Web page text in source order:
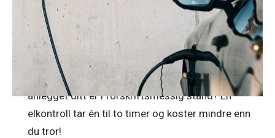
Hvert femte år bør det gjennomføres en elkontroll
av ditt elektriske anlegg.
Bestill en elkontroll av oss
og gjør hjemmet ditt både tryggere og sikrere.
Visste du forresten at du kan få rabatt hos
forsikringsselskapene hvis du dokumenterer at el-
anlegget ditt er i forskriftsmessig stand? En
elkontroll tar én til to timer og koster mindre enn
du tror!